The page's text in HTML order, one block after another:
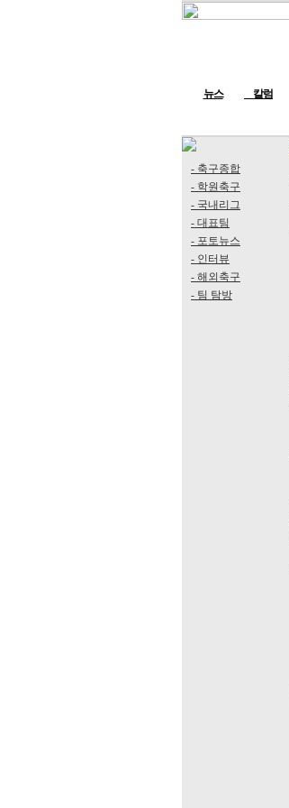
뉴스 칼럼
- 축구종합
- 학원축구
- 국내리그
- 대표팀
- 포토뉴스
- 인터뷰
- 해외축구
- 팀 탐방